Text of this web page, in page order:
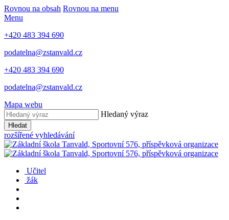
Rovnou na obsah Rovnou na menu
Menu
+420 483 394 690
podatelna@zstanvald.cz
+420 483 394 690
podatelna@zstanvald.cz
Mapa webu
Hledaný výraz
Hledat
rozšířené vyhledávání
Učitel
žák